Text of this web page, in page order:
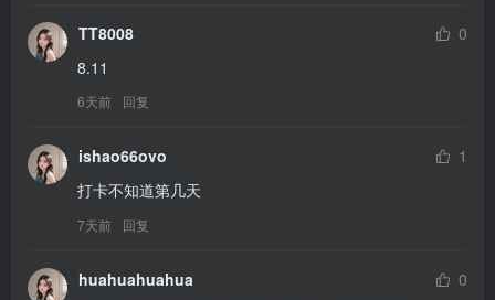
TT8008
0
8.11
6天前 回复
ishao66ovo
1
打卡不知道第几天
7天前 回复
huahuahuahua
0